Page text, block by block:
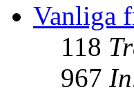
Vanliga
118
967